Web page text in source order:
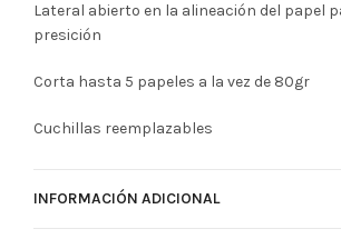
Lateral abierto en la alineación del papel
presición
Corta hasta 5 papeles a la vez de 80gr
Cuchillas reemplazables
INFORMACIÓN ADICIONAL